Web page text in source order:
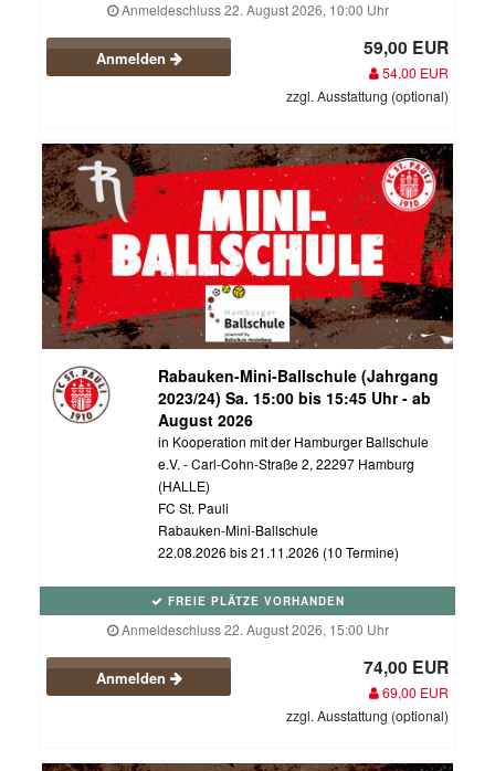
Anmeldeschluss 22. August 2026, 10:00 Uhr
Anmelden 59,00 EUR
54,00 EUR
zzgl. Ausstattung (optional)
Rabauken-Mini-Ballschule (Jahrgang
2023/24) Sa. 15:00 bis 15:45 Uhr - ab
August 2026
in Kooperation mit der Hamburger Ballschule
e.V. - Carl-Cohn-Straße 2, 22297 Hamburg
(HALLE)
FC St. Pauli
Rabauken-Mini-Ballschule
22.08.2026 bis 21.11.2026 (10 Termine)
FREIE PLÄTZE VORHANDEN
Anmeldeschluss 22. August 2026, 15:00 Uhr
Anmelden 74,00 EUR
69,00 EUR
zzgl. Ausstattung (optional)